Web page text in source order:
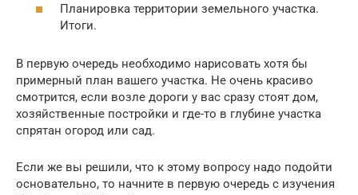
Планировка территории земельного участка.
Итоги.
В первую очередь необходимо нарисовать хотя бы
примерный план вашего участка. Не очень красиво
смотрится, если возле дороги у вас сразу стоят дом,
хозяйственные постройки и где-то в глубине участка
спрятан огород или сад.
Если же вы решили, что к этому вопросу надо подойти
основательно, то начните в первую очередь с изучения